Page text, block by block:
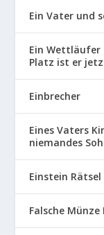
Ein Vater und
Ein Wettläufer
Platz ist er
Einbrecher
Eines Vaters
niemandes
Einstein Rätsel
Falsche